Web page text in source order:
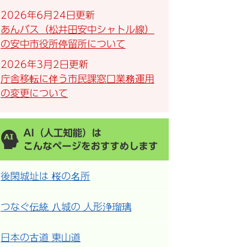
2026年6月24日更新
あんバス（松井田安中シャトル線）
の安中市役所停留所について
2026年3月2日更新
庁舎移転に伴う市民課窓口業務運用
の変更について
AI（人工知能）は
こんなページをおすすめします
後閑城址は 桜の名所
つなぐ伝統 八城の 人形浄瑠璃
日本の古道 東山道